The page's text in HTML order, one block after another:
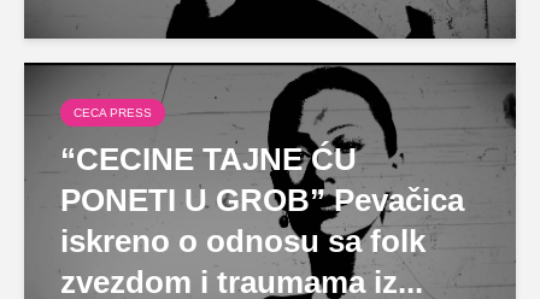
CECA PRESS
“CECINE TAJNE ĆU
PONETI U GROB” Pevačica
iskreno o odnosu sa folk
zvezdom i traumama iz...